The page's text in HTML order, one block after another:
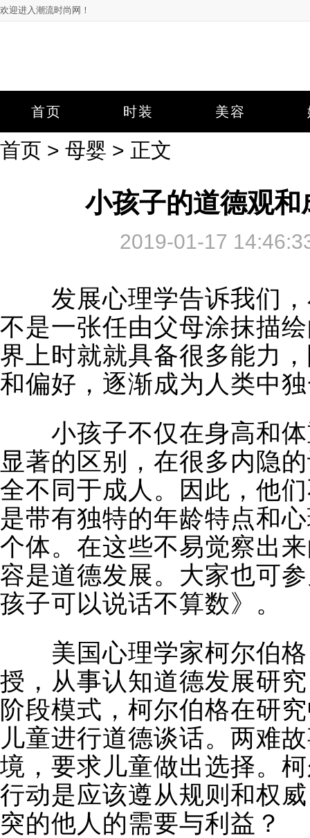
欢迎进入潮流时尚网！
首页 时装 美容
首页 > 母婴 > 正文
小孩子的道德观
2019-01-17
发展心理学告诉我们，
不是一张任由父母涂抹描
界上时就就具备很多能力
和偏好，逐渐成为人类中
小孩子不仅在身高和体
显著的区别，在很多内隐
全不同于成人。因此，他
是带有独特的年龄特点和
个体。在这些不易觉察出
容是道德发展。大家也可
孩子可以说话不算数》。
美国心理学家柯尔伯格
授，从事认知道德发展研
阶段模式，柯尔伯格在研
儿童进行道德谈话。两难
境，要求儿童做出选择。
行动是应该遵从规则和权
突的他人的需要与利益？